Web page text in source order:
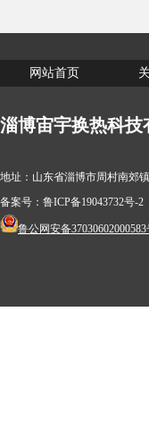
网站首页
淄博宙宇换热科技
地址：山东省淄博市周村南郊
备案号： 鲁ICP备19043732号-2
鲁公网安备37030602000583